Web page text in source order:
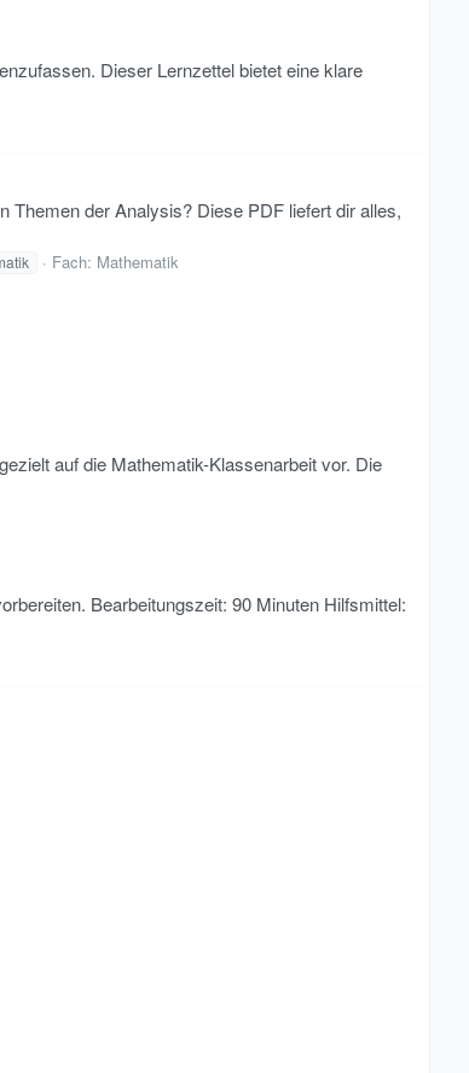
Dieser Lernzettel bietet eine klare
der Analysis? Diese PDF liefert dir alles,
Fach: Mathematik
auf die Mathematik-Klassenarbeit vor. Die
Bearbeitungszeit: 90 Minuten Hilfsmittel: